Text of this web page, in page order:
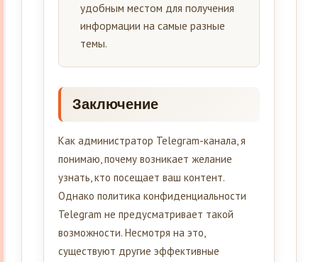
удобным местом для получения
информации на самые разные
темы.
Заключение
Как администратор Telegram-канала, я
понимаю, почему возникает желание
узнать, кто посещает ваш контент.
Однако политика конфиденциальности
Telegram не предусматривает такой
возможности. Несмотря на это,
существуют другие эффективные